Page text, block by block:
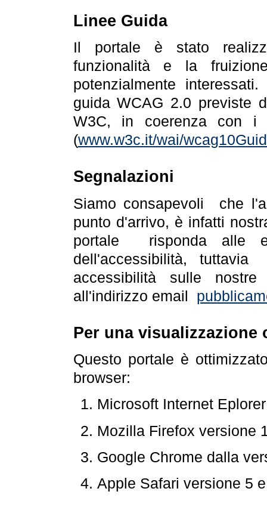
Linee Guida
Il portale è stato
funzionalità e la
potenzialmente
guida WCAG 2.0 previste
W3C, in coerenza con i
(www.w3c.it/wai/
Segnalazioni
Siamo consapevoli che
punto d'arrivo, è infatti
portale risponda alle
dell'accessibilità,
accessibilità sulle
all'indirizzo email
Per una visualizzazione
Questo portale è
browser:
Microsoft Internet
Mozilla Firefox versione
Google Chrome dalla
Apple Safari versione 5